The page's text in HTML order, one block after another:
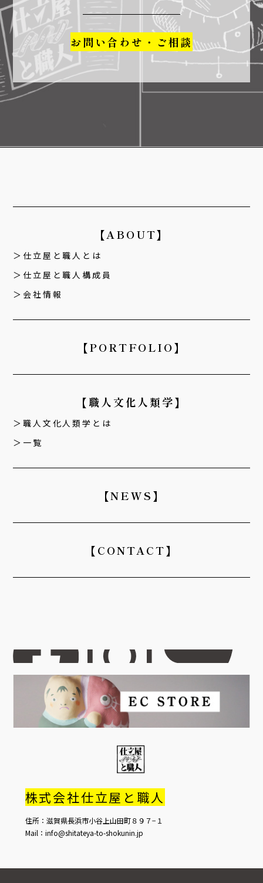
お問い合わせ・ご相談
【ABOUT】
仕立屋と職人とは
仕立屋と職人構成員
会社情報
【PORTFOLIO】
【職人文化人類学】
職人文化人類学とは
一覧
【NEWS】
【CONTACT】
株式会社仕立屋と職人
住所：滋賀県長浜市小谷上山田町８９７−１
Mail：info@shitateya-to-shokunin.jp